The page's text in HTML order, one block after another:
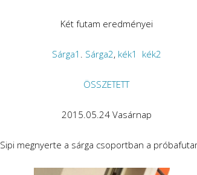
Két futam eredményei
Sárga1 . Sárga2, kék1 kék2
ÖSSZETETT
2015.05.24 Vasárnap
Sipi megnyerte a sárga csoportban a